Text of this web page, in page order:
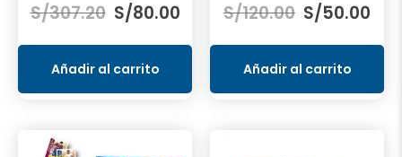
S/307.20 precio
original
era:
S/307.20.
S/80.00precio
actual
S/80.00.
Añadir al carrito
S/120.00 precio
original
era:
S/120.00.
S/50.00
S/
Añadir al carrito